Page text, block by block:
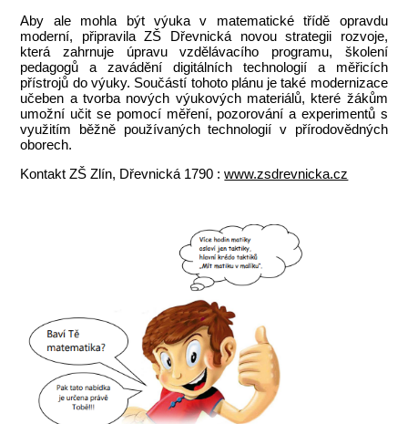
Aby ale mohla být výuka v matematické třídě opravdu
moderní, připravila ZŠ Dřevnická novou strategii rozvoje,
která zahrnuje úpravu vzdělávacího programu, školení
pedagogů a zavádění digitálních technologií a měřicích
přístrojů do výuky. Součástí tohoto plánu je také modernizace
učeben a tvorba nových výukových materiálů, které žákům
umožní učit se pomocí měření, pozorování a experimentů s
využitím běžně používaných technologií v přírodovědných
oborech.
Kontakt ZŠ Zlín, Dřevnická 1790 :www.zsdrevnicka.cz